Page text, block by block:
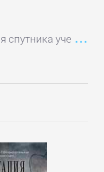
спутника уче